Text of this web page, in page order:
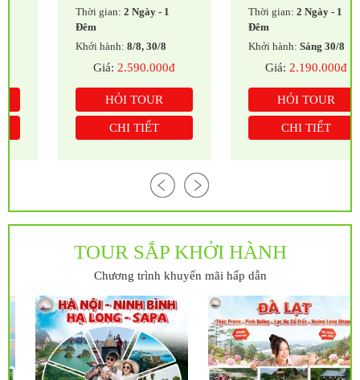
Thời gian:2 Ngày - 1
Khởi hành:8/8, 30/8
2.590.000đ
HỎI TOUR
CHI TIẾT
Thời gian:2 Ngày - 1
Khởi hành:Sáng 30/8
2.190.000đ
HỎI TOUR
CHI TIẾT
TOUR SẮP KHỞI HÀNH
Chương trình khuyến mãi hấp dẫn